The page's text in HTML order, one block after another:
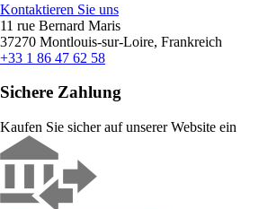
Kontaktieren Sie uns
11 rue Bernard Maris
37270 Montlouis-sur-Loire, Frankreich
+33 1 86 47 62 58
Sichere Zahlung
Kaufen Sie sicher auf unserer Website ein